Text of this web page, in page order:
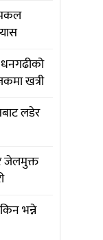
धनगढीको
खत्री
लडेर
जेलमुक्त
भन्ने